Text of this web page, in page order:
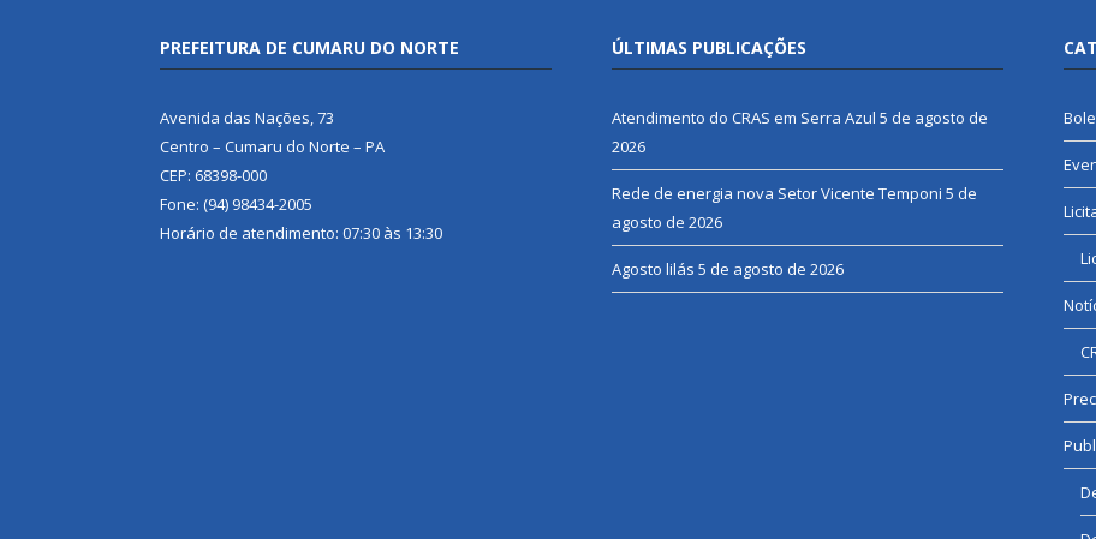
PREFEITURA DE CUMARU DO NORTE
Avenida das Nações, 73
Centro – Cumaru do Norte – PA
CEP: 68398-000
Fone: (94) 98434-2005
Horário de atendimento: 07:30 às 13:30
ÚLTIMAS PUBLICAÇÕES
Atendimento do CRAS em Serra Azul 5 de agosto de
2026
Rede de energia nova Setor Vicente Temponi 5 de
agosto de 2026
Agosto lilás 5 de agosto de 2026